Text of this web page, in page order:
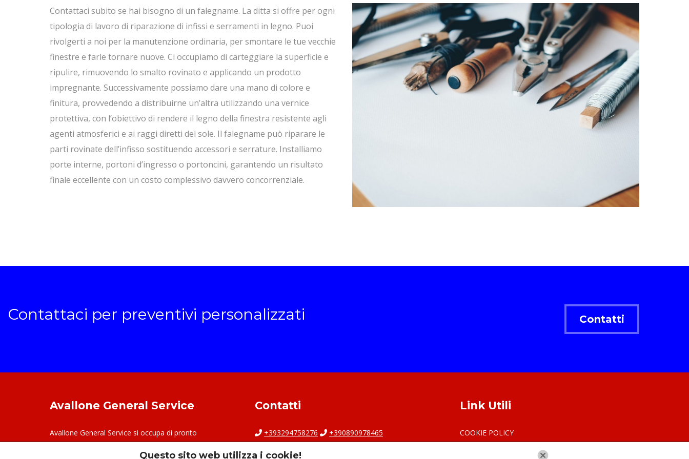
Contattaci subito se hai bisogno di un falegname. La ditta si offre per ogni
tipologia di lavoro di riparazione di infissi e serramenti in legno. Puoi
rivolgerti a noi per la manutenzione ordinaria, per smontare le tue vecchie
finestre e farle tornare nuove. Ci occupiamo di carteggiare la superficie e
ripulire, rimuovendo lo smalto rovinato e applicando un prodotto
impregnante. Successivamente possiamo dare una mano di colore e
finitura, provvedendo a distribuirne un’altra utilizzando una vernice
protettiva, con l’obiettivo di rendere il legno della finestra resistente agli
agenti atmosferici e ai raggi diretti del sole. Il falegname può riparare le
parti rovinate dell’infisso sostituendo accessori e serrature. Installiamo
porte interne, portoni d’ingresso o portoncini, garantendo un risultato
finale eccellente con un costo complessivo davvero concorrenziale.
Contattaci per preventivi personalizzati Contatti
Avallone General Service
Avallone General Service si occupa di pronto
Contatti
+393294758276 +390890978465
darioavalloneags@libero.it
Link Utili
COOKIE POLICY
Questo sito web utilizza i cookie!